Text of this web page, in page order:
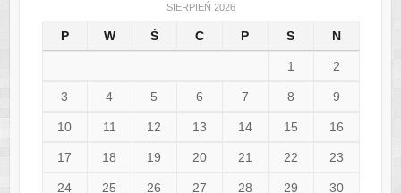
SIERPIEŃ 2026
P W Ś C P S N
1 2
3 4 5 6 7 8 9
10 11 12 13 14 15 16
17 18 19 20 21 22 23
24 25 26 27 28 29 30